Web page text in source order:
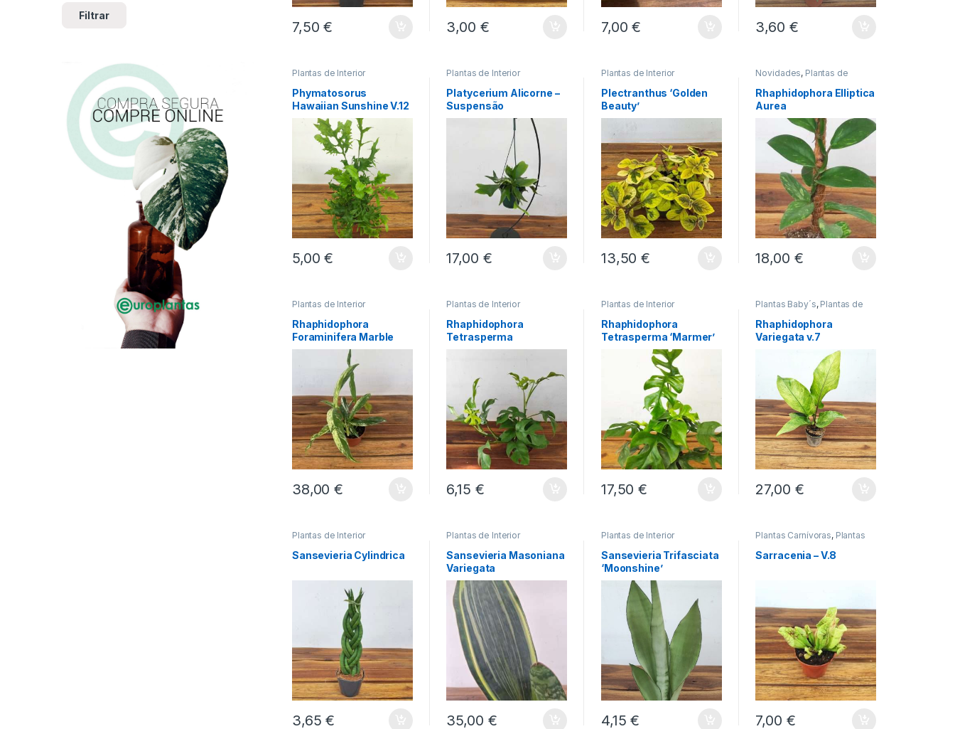
7,50€ 3,00 € 7,00€ 3,60 €
Plantas de Interior
Phymatosorus
Hawaiian Sunshine V.12
5,00€
Plantas de Interior
Platycerium Alicorne –
Suspensão
17,00 €
Plantas de Interior
Plectranthus ‘Golden
Beauty’
13,50€
Novidades, Plantas de
Rhaphidophora Elliptica
Aurea
18,00 €
Plantas de Interior
Rhaphidophora
Foraminifera Marble
38,00€
Plantas de Interior
Rhaphidophora
Tetrasperma
6,15 €
Plantas de Interior
Rhaphidophora
Tetrasperma ‘Marmer’
17,50€
Plantas Baby´s, Plantas de
Rhaphidophora
Variegata v.7
27,00 €
Plantas de Interior
Sansevieria Cylindrica
3,65€
Plantas de Interior
Sansevieria Masoniana
Variegata
35,00 €
Plantas de Interior
Sansevieria Trifasciata
‘Moonshine’
4,15€
Plantas Carnívoras, Plantas
Sarracenia – V.8
7,00 €
Filtrar